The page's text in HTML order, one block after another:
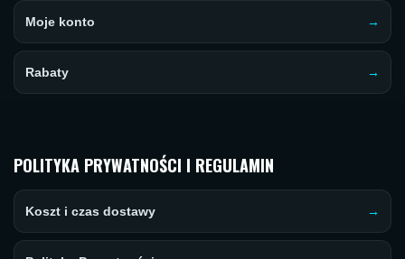
Moje konto
Rabaty
POLITYKA PRYWATNOŚCI I REGULAMIN
Koszt i czas dostawy